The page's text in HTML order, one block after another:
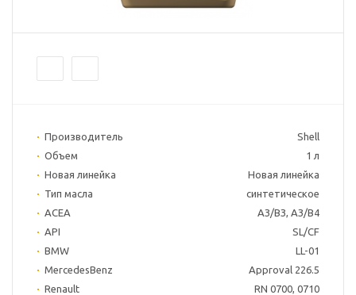
Производитель
Shell
Объем
1 л
Новая линейка
Новая линейка
Тип масла
синтетическое
ACEA
АЗ/ВЗ, АЗ/В4
API
SL/CF
BMW
LL-01
MercedesBenz
Approval 226.5
Renault
RN 0700, 0710